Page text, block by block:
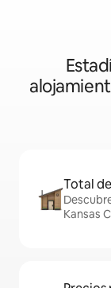
Total
Kansas